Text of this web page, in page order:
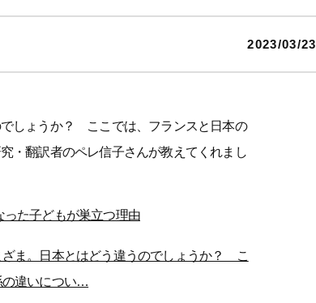
2023/03/23
しょうか？ ここでは、フランスと日本の
・翻訳者のペレ信子さんが教えてくれまし
た子どもが巣立つ理由
ま。日本とはどう違うのでしょうか？ こ
の違いについ…